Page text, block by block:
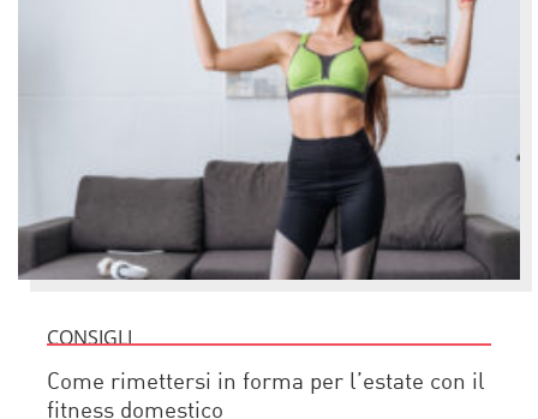
CONSIGLI
Come rimettersi in forma per l’estate con il
fitness domestico